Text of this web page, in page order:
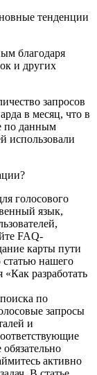
благодаря
и других
запросов
в месяц, что в
по данным
использовали
голосового
язык,
FAQ-
карты пути
нашего
«Как разработать
по
запросы
и
активно